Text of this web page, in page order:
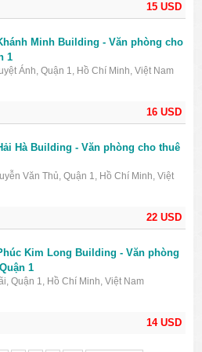
15 USD
16 USD
Minh Building - Văn phòng cho
1
Ánh, Quận 1, Hồ Chí Minh, Việt Nam
22 USD
Hà Building - Văn phòng cho thuê
Văn Thủ, Quận 1, Hồ Chí Minh, Việt
14 USD
Kim Long Building - Văn phòng
1
Quận 1, Hồ Chí Minh, Việt Nam